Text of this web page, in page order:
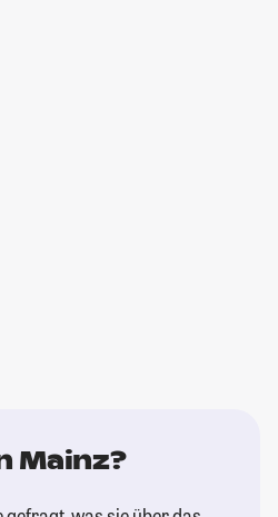
Mainz?